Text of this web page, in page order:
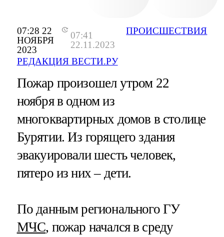
07:28 22
НОЯБРЯ
2023
07:41
22.11.2023
РЕДАКЦИЯ ВЕСТИ.РУ
ПРОИСШЕСТВИЯ
Пожар произошел утром 22
ноября в одном из
многоквартирных домов в столице
Бурятии. Из горящего здания
эвакуировали шесть человек,
пятеро из них – дети.
По данным регионального ГУ
МЧС, пожар начался в среду